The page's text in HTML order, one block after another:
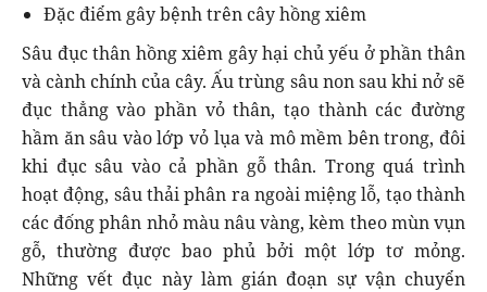
Đặc điểm gây bệnh trên cây hồng xiêm
Sâu đục thân hồng xiêm gây hại chủ yếu ở phần thân
và cành chính của cây. Ấu trùng sâu non sau khi nở sẽ
đục thẳng vào phần vỏ thân, tạo thành các đường
hầm ăn sâu vào lớp vỏ lụa và mô mềm bên trong, đôi
khi đục sâu vào cả phần gỗ thân. Trong quá trình
hoạt động, sâu thải phân ra ngoài miệng lỗ, tạo thành
các đống phân nhỏ màu nâu vàng, kèm theo mùn vụn
gỗ, thường được bao phủ bởi một lớp tơ mỏng.
Những vết đục này làm gián đoạn sự vận chuyển